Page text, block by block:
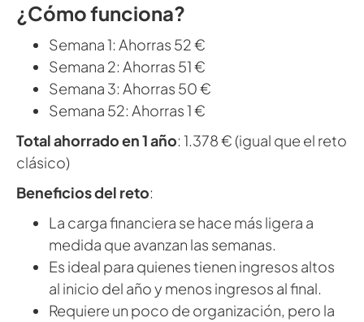
¿Cómo funciona?
Semana 1: Ahorras 52 €
Semana 2: Ahorras 51 €
Semana 3: Ahorras 50 €
Semana 52: Ahorras 1 €
Total ahorrado en 1 año: 1.378 € (igual que el reto
clásico)
Beneficios del reto:
La carga financiera se hace más ligera a
medida que avanzan las semanas.
Es ideal para quienes tienen ingresos altos
al inicio del año y menos ingresos al final.
Requiere un poco de organización, pero la